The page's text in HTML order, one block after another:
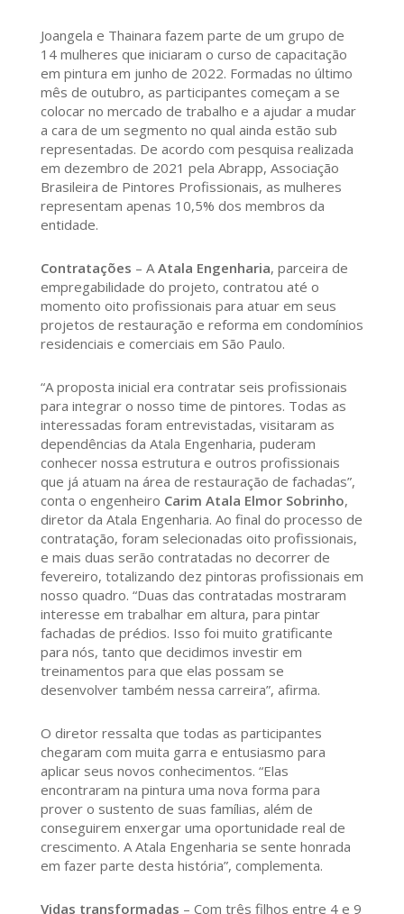
Joangela e Thainara fazem parte de um grupo de
14 mulheres que iniciaram o curso de capacitação
em pintura em junho de 2022. Formadas no último
mês de outubro, as participantes começam a se
colocar no mercado de trabalho e a ajudar a mudar
a cara de um segmento no qual ainda estão sub
representadas. De acordo com pesquisa realizada
em dezembro de 2021 pela Abrapp, Associação
Brasileira de Pintores Profissionais, as mulheres
representam apenas 10,5% dos membros da
entidade.
Contratações – AAtala Engenharia, parceira de
empregabilidade do projeto, contratou até o
momento oito profissionais para atuar em seus
projetos de restauração e reforma em condomínios
residenciais e comerciais em São Paulo.
“A proposta inicial era contratar seis profissionais
para integrar o nosso time de pintores. Todas as
interessadas foram entrevistadas, visitaram as
dependências da Atala Engenharia, puderam
conhecer nossa estrutura e outros profissionais
que já atuam na área de restauração de fachadas”,
conta o engenheiro Carim Atala Elmor Sobrinho,
diretor da Atala Engenharia. Ao final do processo de
contratação, foram selecionadas oito profissionais,
e mais duas serão contratadas no decorrer de
fevereiro, totalizando dez pintoras profissionais em
nosso quadro. “Duas das contratadas mostraram
interesse em trabalhar em altura, para pintar
fachadas de prédios. Isso foi muito gratificante
para nós, tanto que decidimos investir em
treinamentos para que elas possam se
desenvolver também nessa carreira”, afirma.
O diretor ressalta que todas as participantes
chegaram com muita garra e entusiasmo para
aplicar seus novos conhecimentos. “Elas
encontraram na pintura uma nova forma para
prover o sustento de suas famílias, além de
conseguirem enxergar uma oportunidade real de
crescimento. A Atala Engenharia se sente honrada
em fazer parte desta história”, complementa.
Vidas transformadas – Com três filhos entre 4 e 9